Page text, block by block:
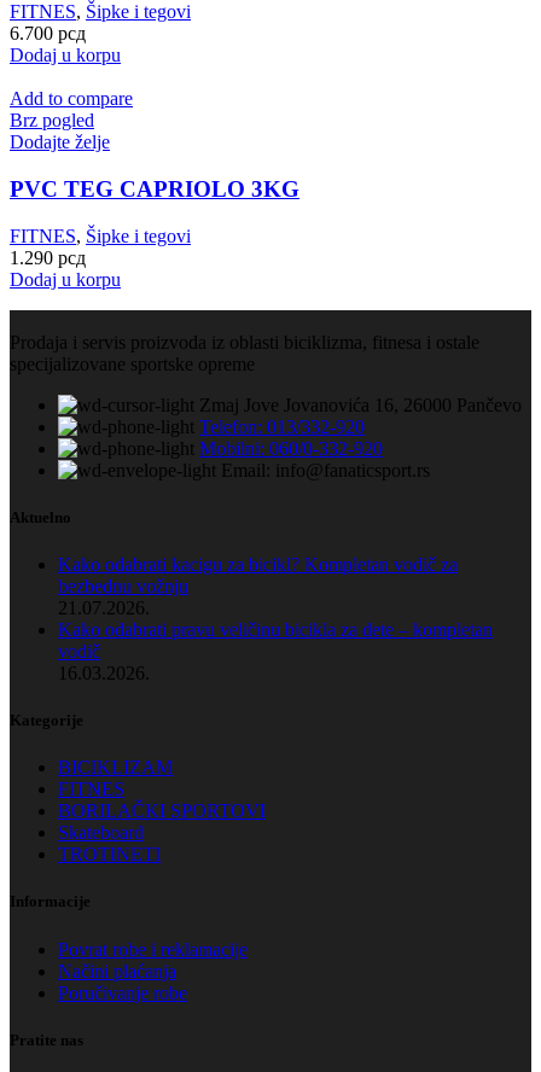
FITNES, Šipke i tegovi
6.700 рсд
Dodaj u korpu
Add to compare
Brz pogled
Dodajte želje
PVC TEG CAPRIOLO 3KG
FITNES, Šipke i tegovi
1.290 рсд
Dodaj u korpu
Prodaja i servis proizvoda iz oblasti biciklizma, fitnesa i ostale
specijalizovane sportske opreme
Zmaj Jove Jovanovića 16, 26000 Pančevo
Telefon: 013/332-920
Mobilni: 060/0-332-920
Email: info@fanaticsport.rs
Aktuelno
Kako odabrati kacigu za bicikl? Kompletan vodič za
bezbednu vožnju
21.07.2026.
Kako odabrati pravu veličinu bicikla za dete – kompletan
vodič
16.03.2026.
Kategorije
BICIKLIZAM
FITNES
BORILAČKI SPORTOVI
Skateboard
TROTINETI
Informacije
Povrat robe i reklamacije
Načini plaćanja
Poručivanje robe
Pratite nas